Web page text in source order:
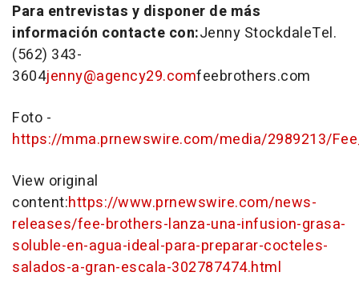
Para entrevistas y disponer de más
información contacte con:Jenny StockdaleTel.
(562) 343-
3604jenny@agency29.comfeebrothers.com
Foto -
https://mma.prnewswire.com/media/2989213/
View original
content:https://www.prnewswire.com/news-
releases/fee-brothers-lanza-una-infusion-grasa-
soluble-en-agua-ideal-para-preparar-cocteles-
salados-a-gran-escala-302787474.html